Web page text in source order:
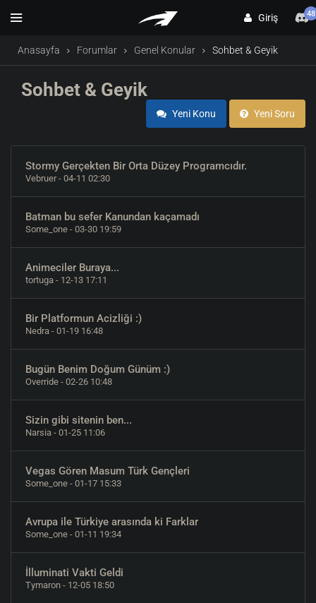
Giriş 48
Anasayfa Forumlar Genel Konular Sohbet & Geyik
Sohbet & Geyik
Yeni Konu Yeni Soru
Stormy Gerçekten Bir Orta Düzey Programcıdır.
Vebruer- 04-11 02:30
Batman bu sefer Kanundan kaçamadı
Some_one - 03-30 19:59
Animeciler Buraya...
tortuga - 12-13 17:11
Bir Platformun Acizliği :)
Nedra - 01-19 16:48
Bugün Benim Doğum Günüm :)
Override - 02-26 10:48
Sizin gibi sitenin ben...
Narsia - 01-25 11:06
Vegas Gören Masum Türk Gençleri
Some_one - 01-17 15:33
Avrupa ile Türkiye arasında ki Farklar
Some_one - 01-11 19:34
İlluminati Vakti Geldi
Tymaron - 12-05 18:50